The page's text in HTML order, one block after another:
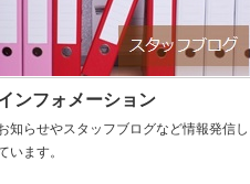
ンフォメーション
知らせやスタッフブログなど情報発信し
います。